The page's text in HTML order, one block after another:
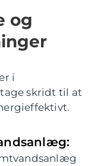
og
i
skridt til at